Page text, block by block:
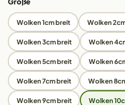
Wolken 1cm breit Wolken
Wolken 3cm breit Wolken
Wolken 5cm breit Wolken
Wolken 7cm breit Wolken
Wolken 9cm breit Wolken